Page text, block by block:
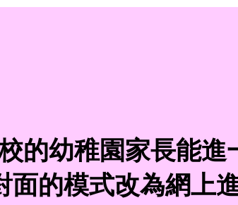
的幼稚園家長能進
的模式改為網上